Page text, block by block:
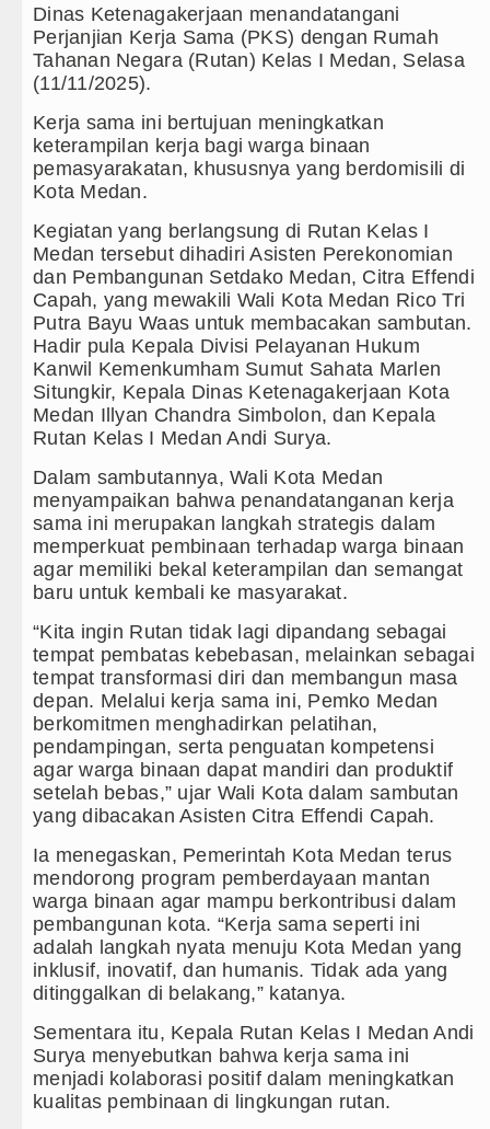
Duta Genre Harus Jadi
Dugaan Penyimpangan Dana
Risiko Tertular HIV/AIDS Melalui
Bertekad Pulang Mantan PM
PSG vs Manchester United Laga
Juventus vs Inter Milan
Real Madrid Tandang ke
Bupati Taput Sambut Kunjungan
Gubsu Bobby Prioritaskan
Duta Genre Harus Jadi
Peringati Hari Anak 2026, TP
Dugaan Penyimpangan Dana
Risiko Tertular HIV/AIDS Melalui
Dinas Ketenagakerjaan menandatangani
Perjanjian Kerja Sama (PKS) dengan Rumah
Tahanan Negara (Rutan) Kelas I Medan, Selasa
(11/11/2025).
Kerja sama ini bertujuan meningkatkan
keterampilan kerja bagi warga binaan
pemasyarakatan, khususnya yang berdomisili di
Kota Medan.
Kegiatan yang berlangsung di Rutan Kelas I
Medan tersebut dihadiri Asisten Perekonomian
dan Pembangunan Setdako Medan, Citra Effendi
Capah, yang mewakili Wali Kota Medan Rico Tri
Putra Bayu Waas untuk membacakan sambutan.
Hadir pula Kepala Divisi Pelayanan Hukum
Kanwil Kemenkumham Sumut Sahata Marlen
Situngkir, Kepala Dinas Ketenagakerjaan Kota
Medan Illyan Chandra Simbolon, dan Kepala
Rutan Kelas I Medan Andi Surya.
Dalam sambutannya, Wali Kota Medan
menyampaikan bahwa penandatanganan kerja
sama ini merupakan langkah strategis dalam
memperkuat pembinaan terhadap warga binaan
agar memiliki bekal keterampilan dan semangat
baru untuk kembali ke masyarakat.
“Kita ingin Rutan tidak lagi dipandang sebagai
tempat pembatas kebebasan, melainkan sebagai
tempat transformasi diri dan membangun masa
depan. Melalui kerja sama ini, Pemko Medan
berkomitmen menghadirkan pelatihan,
pendampingan, serta penguatan kompetensi
agar warga binaan dapat mandiri dan produktif
setelah bebas,” ujar Wali Kota dalam sambutan
yang dibacakan Asisten Citra Effendi Capah.
Ia menegaskan, Pemerintah Kota Medan terus
mendorong program pemberdayaan mantan
warga binaan agar mampu berkontribusi dalam
pembangunan kota. “Kerja sama seperti ini
adalah langkah nyata menuju Kota Medan yang
inklusif, inovatif, dan humanis. Tidak ada yang
ditinggalkan di belakang,” katanya.
Sementara itu, Kepala Rutan Kelas I Medan Andi
Surya menyebutkan bahwa kerja sama ini
menjadi kolaborasi positif dalam meningkatkan
kualitas pembinaan di lingkungan rutan.